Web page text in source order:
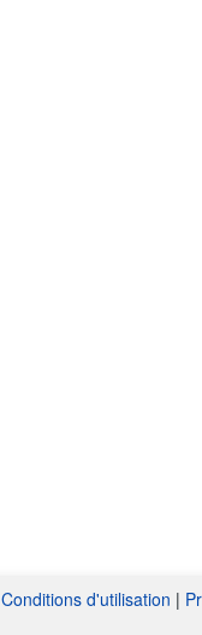
Conditions d'utilisation |